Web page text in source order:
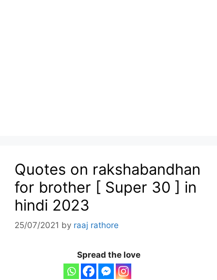
Quotes on rakshabandhan
for brother [ Super 30 ] in
hindi 2023
25/07/2021 by raaj rathore
Spread the love